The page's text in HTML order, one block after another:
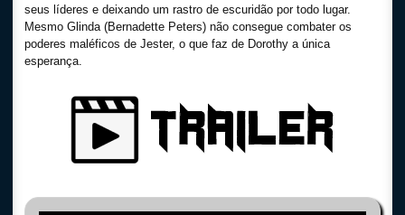
seus líderes e deixando um rastro de escuridão por todo lugar.
Mesmo Glinda (Bernadette Peters) não consegue combater os
poderes maléficos de Jester, o que faz de Dorothy a única
esperança.